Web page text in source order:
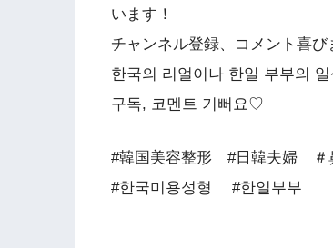
います！
チャンネル登録、コメント喜
한국의 리얼이나 한일 부부의
구독, 코멘트 기뻐요♡
#韓国美容整形 #日韓夫婦 ＃
#한국미용성형 #한일부부